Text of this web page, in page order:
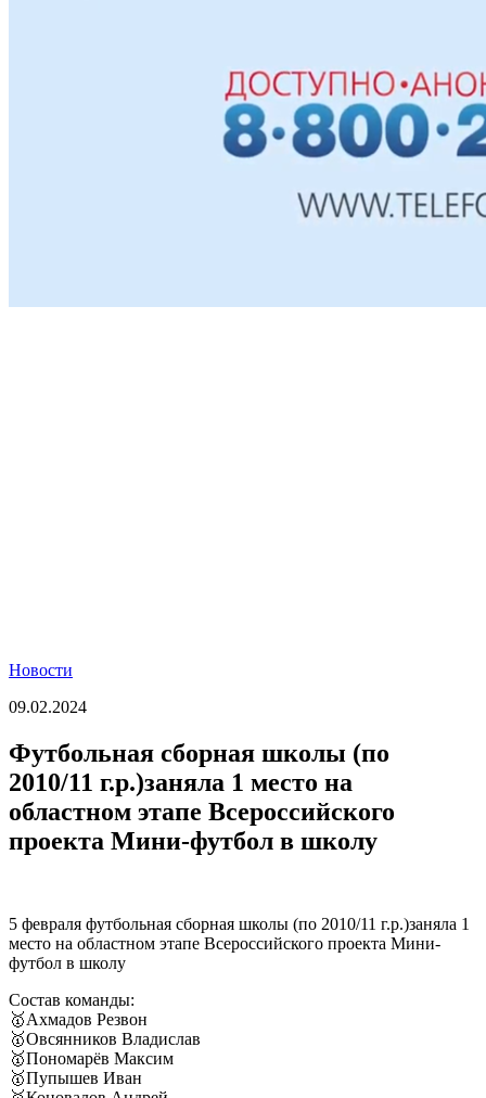
Новости
09.02.2024
Футбольная сборная школы (по
2010/11 г.р.)заняла 1 место на
областном этапе Всероссийского
проекта Мини-футбол в школу
5 февраля футбольная сборная школы (по 2010/11 г.р.)заняла 1
место на областном этапе Всероссийского проекта Мини-
футбол в школу
Состав команды:
🥇Ахмадов Резвон
🥇Овсянников Владислав
🥇Пономарёв Максим
🥇Пупышев Иван